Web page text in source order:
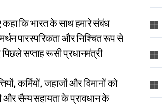
कि भारत के साथ हमारे संबंध
पारस्परिकता और निश्चित रूप से
सप्ताह रूसी प्रधानमंत्री
कर्मियों, जहाजों और विमानों को
और सैन्य सहायता के प्रावधान के